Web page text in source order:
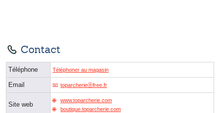
Contact
Téléphone Téléphoner au magasin
Email toparcherieⓐfree.fr
Site web
www.toparcherie.com
boutique.toparcherie.com